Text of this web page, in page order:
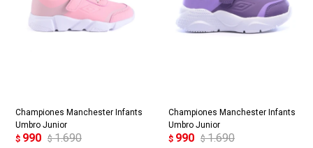
Championes Manchester Infants
Umbro Junior
$ 990 $ 1.690
Championes Manchester Infants
Umbro Junior
$ 990 $ 1.690